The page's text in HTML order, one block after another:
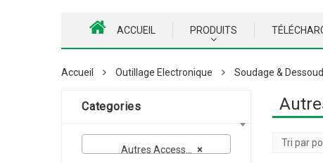
ACCUEIL PRODUITS
Accueil Outillage Electronique Soudage &
Categories
×
Autres Accessoires de soudage